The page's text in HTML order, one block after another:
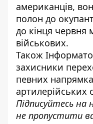
американців,
полон до
до кінця червня
військових.
Також
захисники
певних
артилерійських
Підписуйтесь на
не пропустити